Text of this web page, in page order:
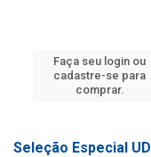
Faça seu login ou
cadastre-se para
comprar.
Seleção Especial UD